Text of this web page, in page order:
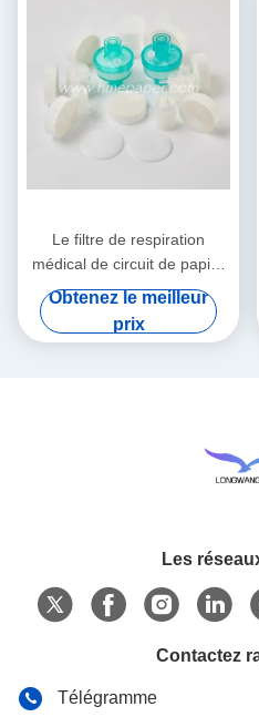
Le filtre de respiration
médical de circuit de papier
filtre de HMEF HME a ridé le
Obtenez le meilleur
prix
Les
Contactez
Télégramme